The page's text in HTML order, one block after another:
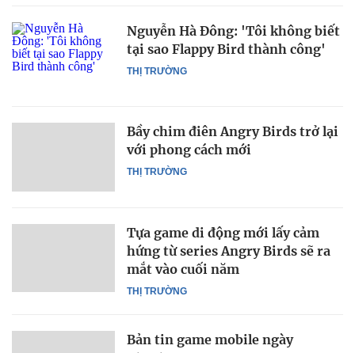
THỊ TRƯỜNG
Nguyễn Hà Đông: 'Tôi không biết
tại sao Flappy Bird thành công'
THỊ TRƯỜNG
Bầy chim điên Angry Birds trở lại
với phong cách mới
THỊ TRƯỜNG
Tựa game di động mới lấy cảm
hứng từ series Angry Birds sẽ ra
mắt vào cuối năm
Bản tin game mobile ngày